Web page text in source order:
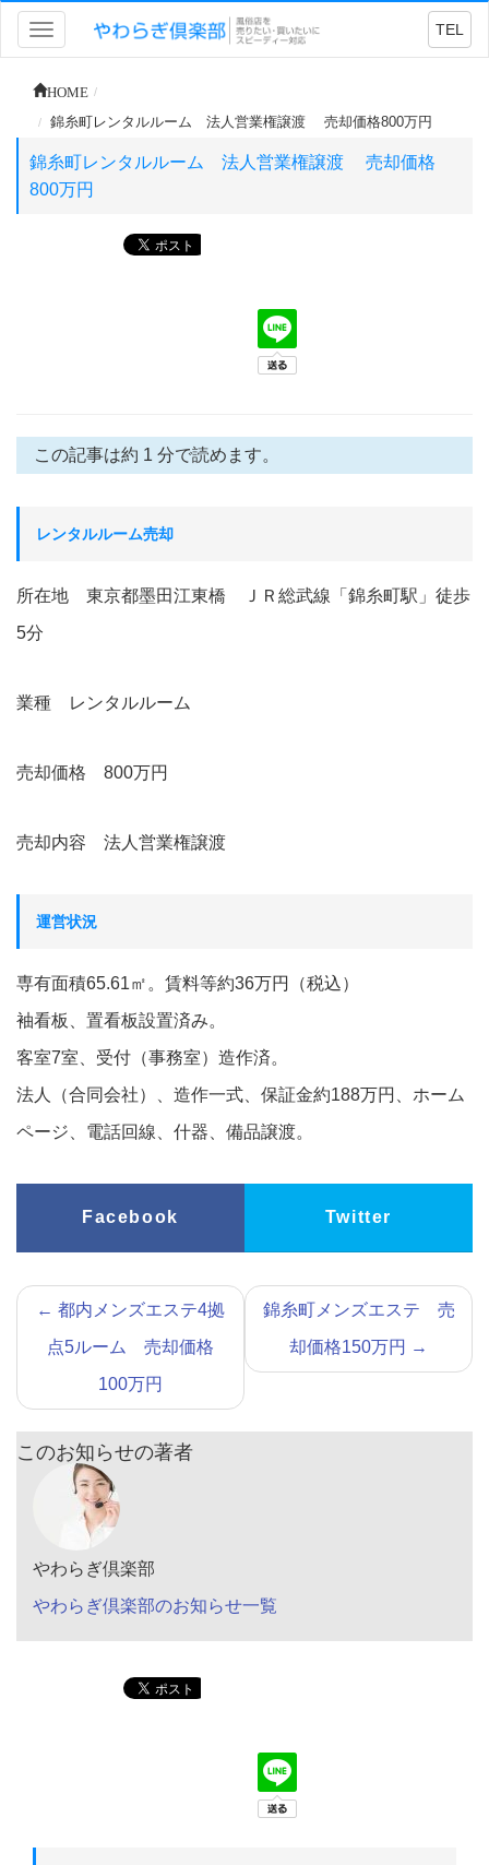
Toggle
navigation
TEL
HOME
錦糸町レンタルルーム 法人営業権譲渡 売却価格800万円
錦糸町レンタルルーム 法人営業権譲渡 売却価格
800万円
この記事は約 1 分で読めます。
レンタルルーム売却
所在地 東京都墨田江東橋 ＪＲ総武線「錦糸町駅」徒歩
5分
業種 レンタルルーム
売却価格 800万円
売却内容 法人営業権譲渡
運営状況
専有面積65.61㎡。賃料等約36万円（税込）
袖看板、置看板設置済み。
客室7室、受付（事務室）造作済。
法人（合同会社）、造作一式、保証金約188万円、ホーム
ページ、電話回線、什器、備品譲渡。
Facebook Twitter
← 都内メンズエステ4拠
点5ルーム 売却価格
100万円
錦糸町メンズエステ 売
却価格150万円 →
このお知らせの著者
やわらぎ倶楽部
やわらぎ倶楽部のお知らせ一覧